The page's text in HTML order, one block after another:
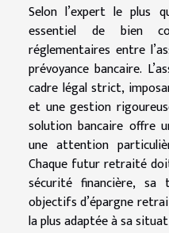
Selon l’expert le plus
essentiel de bien
réglementaires entre
prévoyance bancaire.
cadre légal strict,
et une gestion
solution bancaire offre
une attention
Chaque futur retraité
sécurité financière,
objectifs d’épargne
la plus adaptée à sa